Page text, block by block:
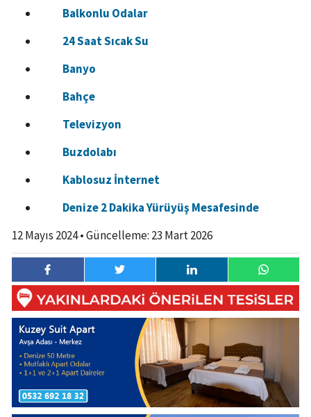
Balkonlu Odalar
24 Saat Sıcak Su
Banyo
Bahçe
Televizyon
Buzdolabı
Kablosuz İnternet
Denize 2 Dakika Yürüyüş Mesafesinde
12 Mayıs 2024• Güncelleme: 23 Mart 2026